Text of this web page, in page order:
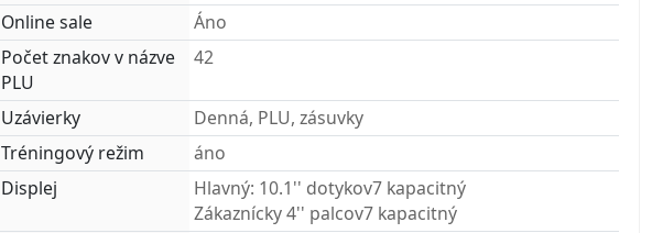
Online sale
Áno
Počet znakov v názve
PLU
42
Uzávierky
Denná, PLU, zásuvky
Tréningový režim
áno
Displej
Hlavný: 10.1'' dotykov7 kapacitný
Zákaznícky 4'' palcov7 kapacitný